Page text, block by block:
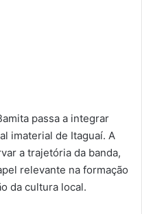
passa a integrar
imaterial de Itaguaí. A
a trajetória da banda,
relevante na formação
da cultura local.